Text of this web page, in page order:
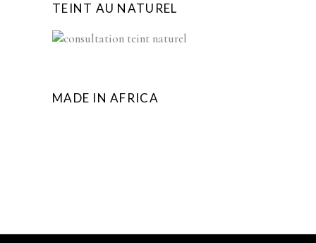
TEINT AU NATUREL
MADE IN AFRICA